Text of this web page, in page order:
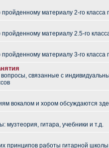
материалу 2-го класса
материалу 2.5-го
материалу 3-го класса
связанные с
вокалом и хором обсуждаются
музтеория, гитара, учебники и т.д.
принципов работы гитарной